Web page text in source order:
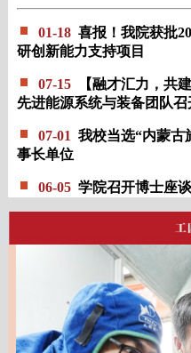
01-18喜报！我院获批
研创新能力支持项目
07-15【融才汇力，共
先进能源系统与装备团队
07-01 我校当选“内蒙古
事长单位
06-05学院召开博士座